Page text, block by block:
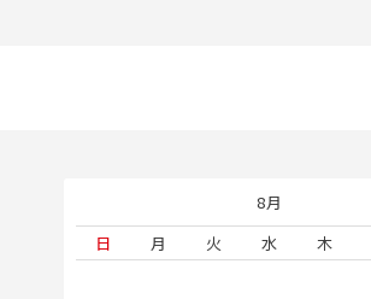
8月
日
月 火 水 木